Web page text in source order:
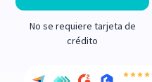
No se requiere tarjeta de
crédito